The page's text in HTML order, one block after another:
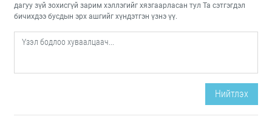
дагуу зүй зохисгүй зарим хэллэгийг хязгаарласан тул Та сэтгэгдэл
бичихдээ бусдын эрх ашгийг хүндэтгэн үзнэ үү.
Нийтлэх